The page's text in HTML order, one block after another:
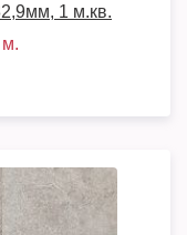
1 м.кв.
м.